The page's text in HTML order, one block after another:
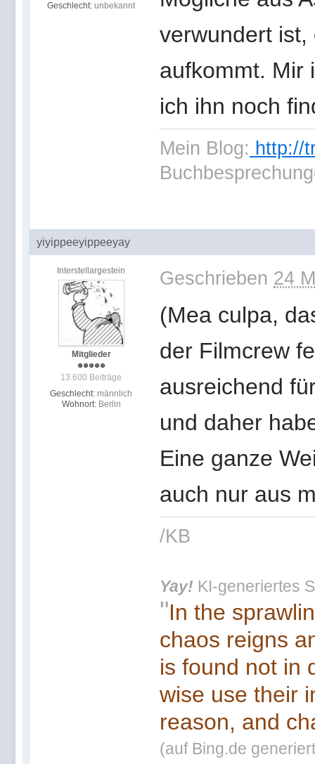
Geschlecht: unbekannt
verwundert
aufkommt. Mir
ich ihn noch
Mein Blog: http://
yiyippeeyippeeyay
Interstellargestein
Mitglieder
13.600 Beiträge
Geschlecht: männlich
Wohnort: Berlin
Geschrieben 24
(Mea culpa,
der Filmcrew
ausreichend
und daher
Eine ganze
auch nur aus
/KB
Yay! KI-generiertes
"In the
chaos reigns
is found not in
wise use their
reason, and
(auf Bing.de